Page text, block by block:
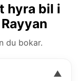
hyra bil i
du bokar.
▼